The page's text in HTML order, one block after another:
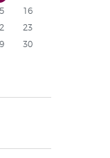
16
23
30